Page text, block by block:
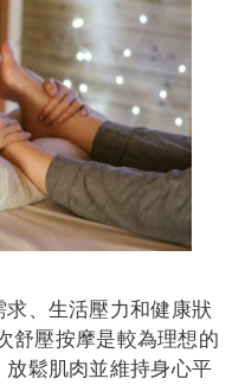
、生活壓力和健康狀
舒壓按摩是較為理想的
鬆肌肉並維持身心平